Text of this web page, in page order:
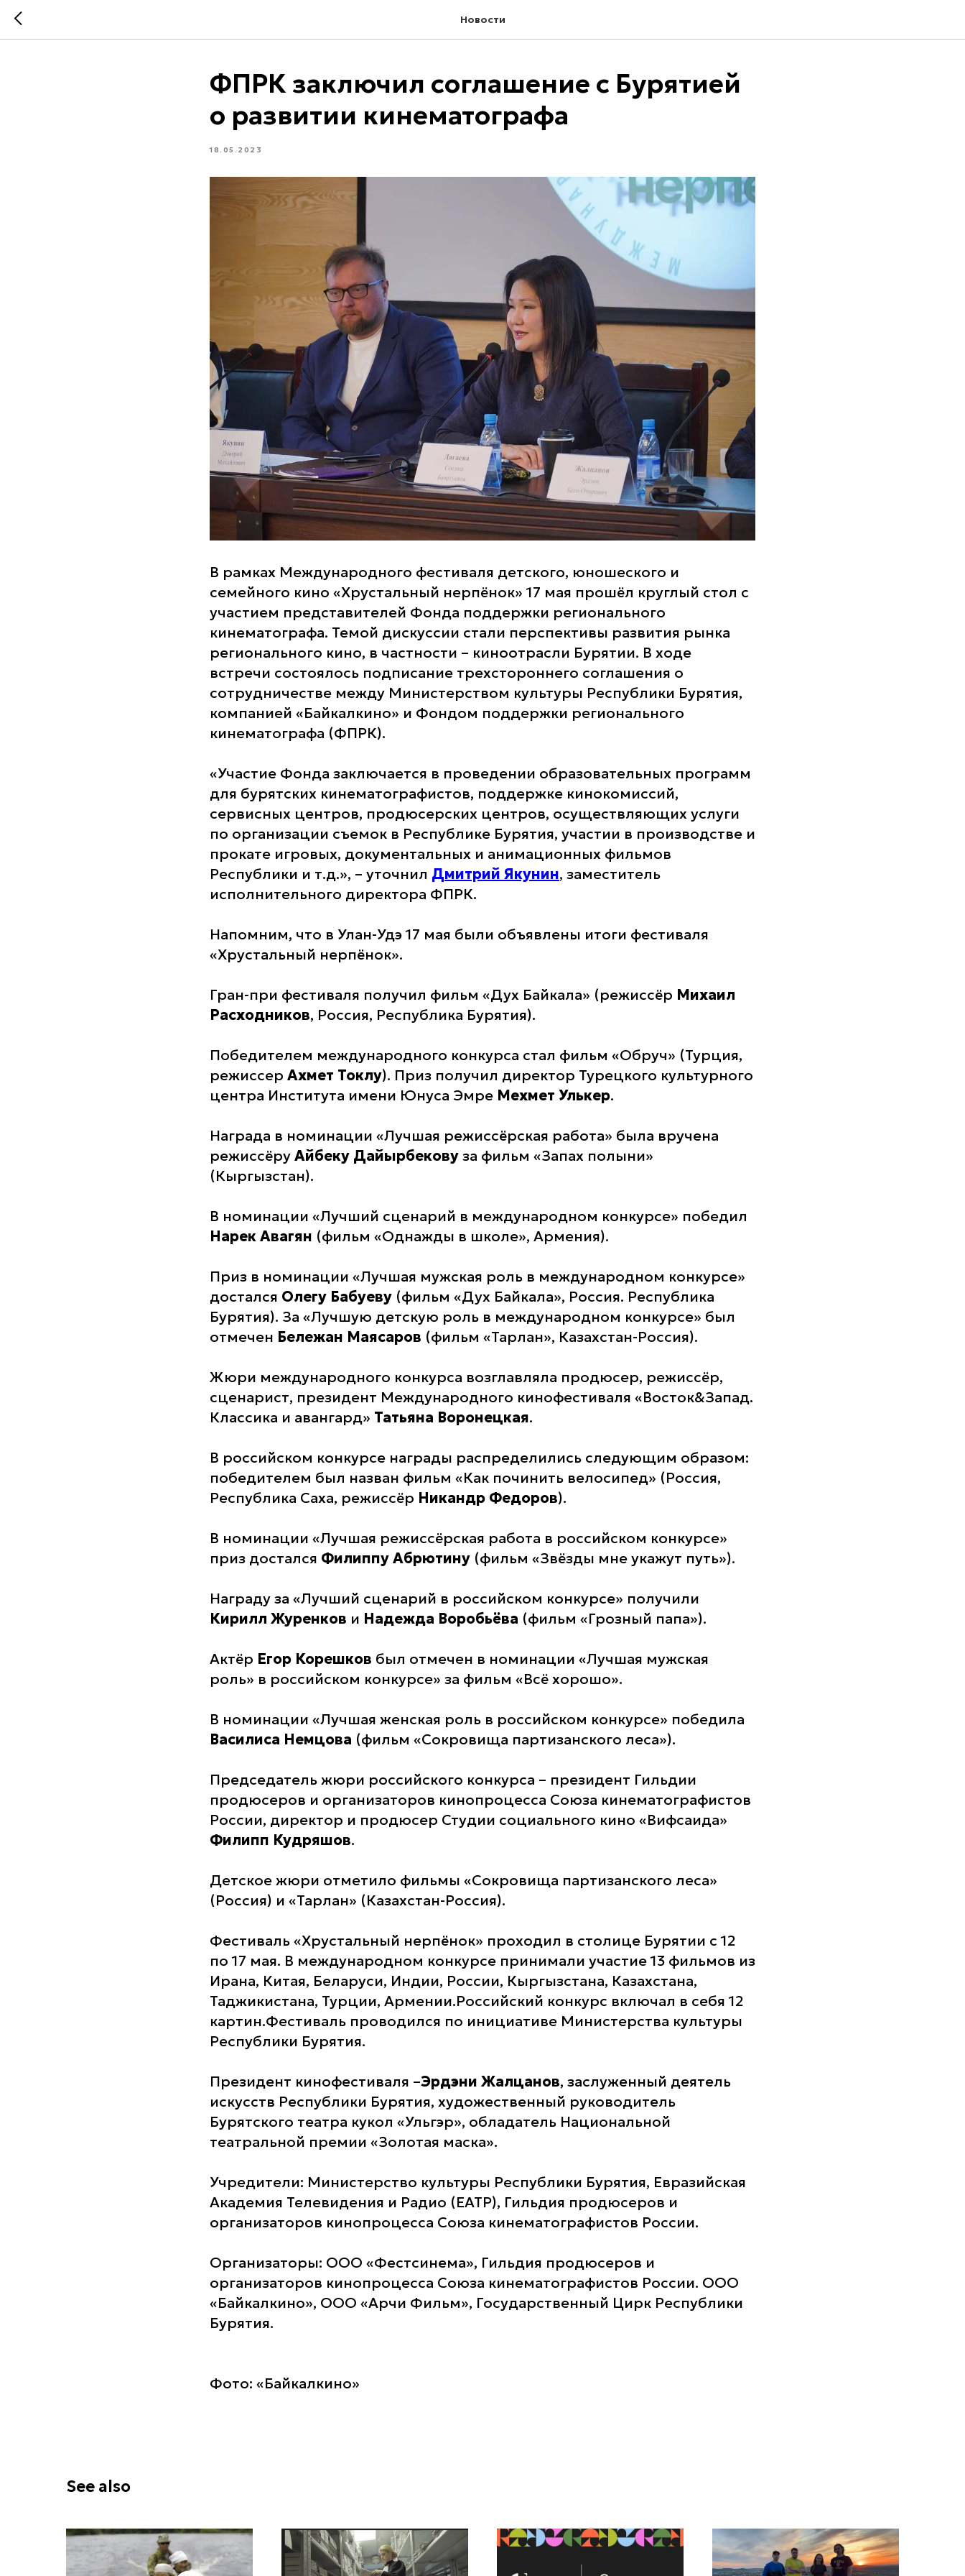
Новости
ФПРК заключил соглашение с Бурятией
о развитии кинематографа
18.05.2023
В рамках Международного фестиваля детского, юношеского и
семейного кино «Хрустальный нерпёнок» 17 мая прошёл круглый стол с
участием представителей Фонда поддержки регионального
кинематографа. Темой дискуссии стали перспективы развития рынка
регионального кино, в частности – киноотрасли Бурятии. В ходе
встречи состоялось подписание трехстороннего соглашения о
сотрудничестве между Министерством культуры Республики Бурятия,
компанией «Байкалкино» и Фондом поддержки регионального
кинематографа (ФПРК).
«Участие Фонда заключается в проведении образовательных программ
для бурятских кинематографистов, поддержке кинокомиссий,
сервисных центров, продюсерских центров, осуществляющих услуги
по организации съемок в Республике Бурятия, участии в производстве и
прокате игровых, документальных и анимационных фильмов
Республики и т.д.», – уточнил Дмитрий Якунин, заместитель
исполнительного директора ФПРК.
Напомним, что в Улан-Удэ 17 мая были объявлены итоги фестиваля
«Хрустальный нерпёнок».
Гран-при фестиваля получил фильм «Дух Байкала» (режиссёр Михаил
Расходников, Россия, Республика Бурятия).
Победителем международного конкурса стал фильм «Обруч» (Турция,
режиссер Ахмет Токлу). Приз получил директор Турецкого культурного
центра Института имени Юнуса Эмре Мехмет Улькер.
Награда в номинации «Лучшая режиссёрская работа» была вручена
режиссёруАйбеку Дайырбековуза фильм «Запах полыни»
(Кыргызстан).
В номинации «Лучший сценарий в международном конкурсе» победил
Нарек Авагян (фильм «Однажды в школе», Армения).
Приз в номинации «Лучшая мужская роль в международном конкурсе»
достался Олегу Бабуеву (фильм «Дух Байкала», Россия. Республика
Бурятия). За «Лучшую детскую роль в международном конкурсе» был
отмечен Бележан Маясаров (фильм «Тарлан», Казахстан-Россия).
Жюри международного конкурса возглавляла продюсер, режиссёр,
сценарист, президент Международного кинофестиваля «Восток&Запад.
Классика и авангард» Татьяна Воронецкая.
В российском конкурсе награды распределились следующим образом:
победителем был назван фильм «Как починить велосипед» (Россия,
Республика Саха, режиссёр Никандр Федоров).
В номинации «Лучшая режиссёрская работа в российском конкурсе»
приз достался Филиппу Абрютину (фильм «Звёзды мне укажут путь»).
Награду за «Лучший сценарий в российском конкурсе» получили
Кирилл Журенков и Надежда Воробьёва (фильм «Грозный папа»).
Актёр Егор Корешков был отмечен в номинации «Лучшая мужская
роль» в российском конкурсе» за фильм «Всё хорошо».
В номинации «Лучшая женская роль в российском конкурсе» победила
Василиса Немцова (фильм «Сокровища партизанского леса»).
Председатель жюри российского конкурса – президент Гильдии
продюсеров и организаторов кинопроцесса Союза кинематографистов
России, директор и продюсер Студии социального кино «Вифсаида»
Филипп Кудряшов.
Детское жюри отметило фильмы «Сокровища партизанского леса»
(Россия) и «Тарлан» (Казахстан-Россия).
Фестиваль «Хрустальный нерпёнок» проходил в столице Бурятии с 12
по 17 мая. В международном конкурсе принимали участие 13 фильмов из
Ирана, Китая, Беларуси, Индии, России, Кыргызстана, Казахстана,
Таджикистана, Турции, Армении.Российский конкурс включал в себя 12
картин.Фестиваль проводился по инициативе Министерства культуры
Республики Бурятия.
Президент кинофестиваля –Эрдэни Жалцанов, заслуженный деятель
искусств Республики Бурятия, художественный руководитель
Бурятского театра кукол «Ульгэр», обладатель Национальной
театральной премии «Золотая маска».
Учредители: Министерство культуры Республики Бурятия, Евразийская
Академия Телевидения и Радио (ЕАТР), Гильдия продюсеров и
организаторов кинопроцесса Союза кинематографистов России.
Организаторы: ООО «Фестсинема», Гильдия продюсеров и
организаторов кинопроцесса Союза кинематографистов России. ООО
«Байкалкино», ООО «Арчи Фильм», Государственный Цирк Республики
Бурятия.
Фото: «Байкалкино»
See also